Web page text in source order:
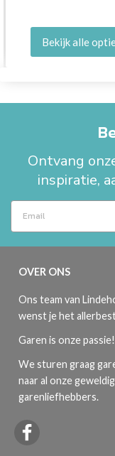
Bekijk alle
Ontvang
inspiratie,
OVER ONS
Ons team van
wenst je het
Garen is onze passie!
We sturen graag
naar al onze
garenliefhebbers.